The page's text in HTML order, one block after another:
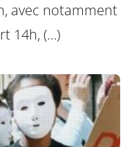
avec notamment
14h, (…)